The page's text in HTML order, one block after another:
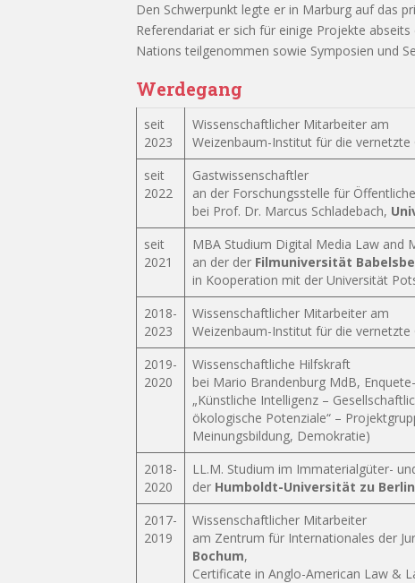
Den Schwerpunkt legte er in Marburg auf das
Referendariat er sich für einige Projekte
Nations teilgenommen sowie Symposien und
Werdegang
seit
2023
Wissenschaftlicher Mitarbeiter am
Weizenbaum-Institut für die vernetzte
seit
2022
Gastwissenschaftler
an der Forschungsstelle für
bei Prof. Dr. Marcus Schladebach,
seit
2021
MBA Studium Digital Media Law and
an der der Filmuniversität
in Kooperation mit der Universität
2018-
2023
Wissenschaftlicher Mitarbeiter am
Weizenbaum-Institut für die vernetzte
2019-
2020
Wissenschaftliche Hilfskraft
bei Mario Brandenburg MdB,
„Künstliche Intelligenz –
ökologische Potenziale“ –
Meinungsbildung, Demokratie)
2018-
2020
LL.M. Studium im Immaterialgüter-
der Humboldt-Universität zu Berlin
2017-
2019
Wissenschaftlicher Mitarbeiter
am Zentrum für Internationales der
Bochum,
Certificate in Anglo-American Law &